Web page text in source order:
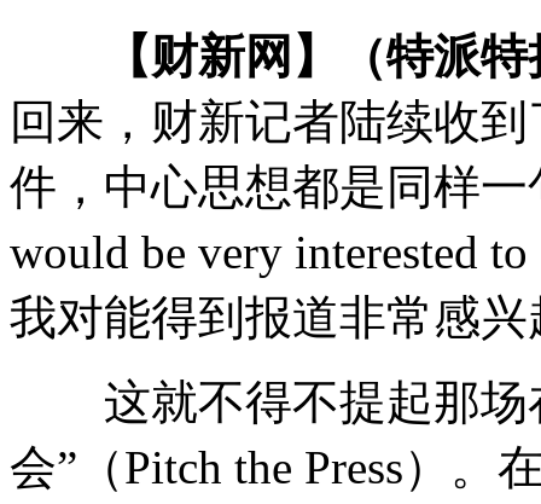
【财新网】（特派
回来，财新记者陆续收
件，中心思想都是同样一
would be very interested
我对能得到报道非常感兴
这就不得不提起那场
会”（Pitch the Press）